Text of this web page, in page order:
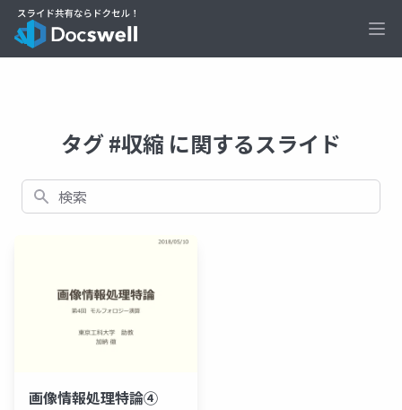
タグ #収縮 に関するスライド
検索
画像情報処理特論④